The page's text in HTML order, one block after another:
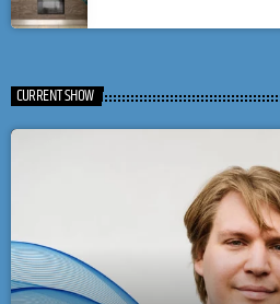
CURRENT SHOW